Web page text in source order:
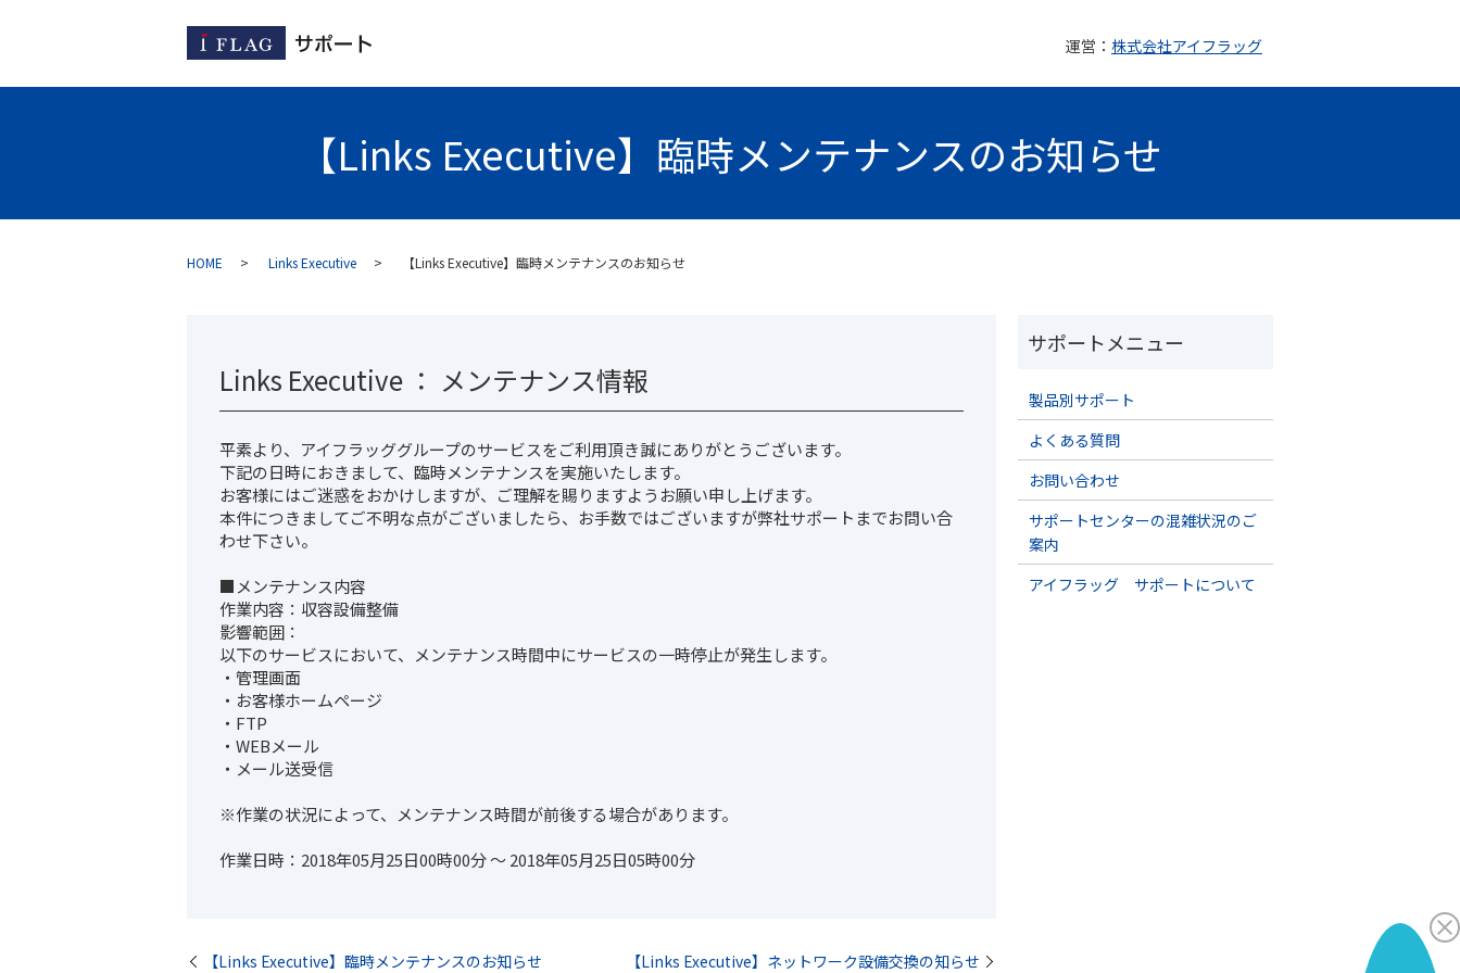
運営： 株式会社アイフラッグ
【Links Executive】臨時メンテナンスのお知らせ
HOME Links Executive 【Links Executive】臨時メンテナンスのお知らせ
Links Executive ： メンテナンス情報
平素より、アイフラッググループのサービスをご利用頂き誠にありがとうございます。
下記の日時におきまして、臨時メンテナンスを実施いたします。
お客様にはご迷惑をおかけしますが、ご理解を賜りますようお願い申し上げます。
本件につきましてご不明な点がございましたら、お手数ではございますが弊社サポートまでお問い合
わせ下さい。
■メンテナンス内容
作業内容：収容設備整備
影響範囲：
以下のサービスにおいて、メンテナンス時間中にサービスの一時停止が発生します。
・管理画面
・お客様ホームページ
・FTP
・WEBメール
・メール送受信
※作業の状況によって、メンテナンス時間が前後する場合があります。
作業日時：2018年05月25日00時00分 ～ 2018年05月25日05時00分
【Links Executive】臨時メンテナンスのお知らせ 【Links Executive】ネットワーク設備交換の知らせ
製品別サポート
よくある質問
お問い合わせ
サポートセンターの混雑状況のご
案内
アイフラッグ サポートについて